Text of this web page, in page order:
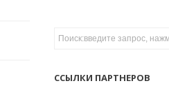
ССЫЛКИ ПАРТНЕРОВ